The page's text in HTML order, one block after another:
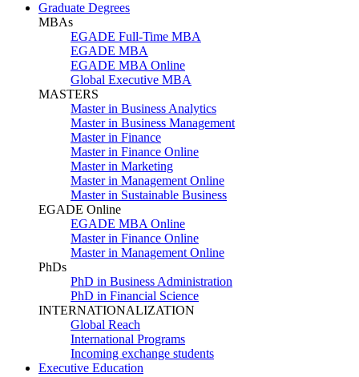
Graduate Degrees
MBAs
EGADE Full-Time MBA
EGADE MBA
EGADE MBA Online
Global Executive MBA
MASTERS
Master in Business Analytics
Master in Business Management
Master in Finance
Master in Finance Online
Master in Marketing
Master in Management Online
Master in Sustainable Business
EGADE Online
EGADE MBA Online
Master in Finance Online
Master in Management Online
PhDs
PhD in Business Administration
PhD in Financial Science
INTERNATIONALIZATION
Global Reach
International Programs
Incoming exchange students
Executive Education